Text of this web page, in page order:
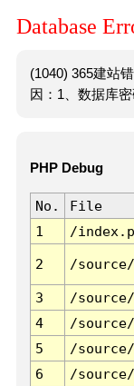
Database
(1040) 365建站
因：1、数据库
PHP Debug
No. File
1
/
2 /
3 /
4
/
5
/
6
/